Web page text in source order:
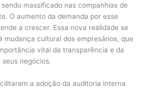
massificado nas companhias de
O aumento da demanda por esse
a crescer. Essa nova realidade se
mudança cultural dos empresários, que
vital da transparência e da
negócios.
a adoção da auditoria interna